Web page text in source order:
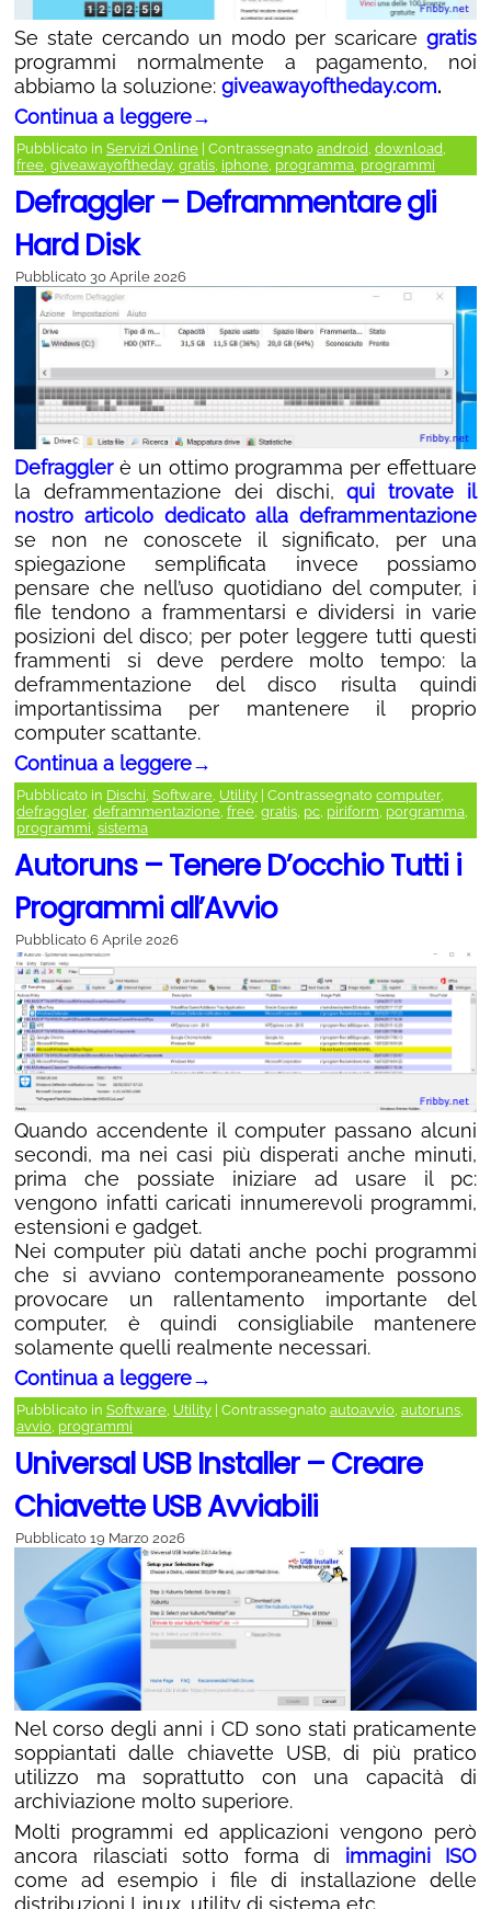
Se state cercando un modo per scaricare gratis
programmi normalmente a pagamento, noi
abbiamo la soluzione: giveawayoftheday.com.
Continua a leggere→
Pubblicato in Servizi Online Contrassegnato android, download,
free, giveawayoftheday, gratis, iphone, programma, programmi
Defraggler – Deframmentare gli
Hard Disk
Pubblicato 30 Aprile 2026
Defragglerè un ottimo programma per effettuare
la deframmentazione dei dischi,qui trovate il
nostro articolo dedicato alla deframmentazione
se non ne conoscete il significato, per una
spiegazione semplificata invece possiamo
pensare che nell’uso quotidiano del computer, i
file tendono a frammentarsi e dividersi in varie
posizioni del disco; per poter leggere tutti questi
frammenti si deve perdere molto tempo: la
deframmentazione del disco risulta quindi
importantissima per mantenere il proprio
computer scattante.
Continua a leggere→
Pubblicato in Dischi, Software, Utility Contrassegnato computer,
defraggler, deframmentazione, free, gratis, pc, piriform, porgramma,
programmi, sistema
Autoruns – Tenere D’occhio Tutti i
Programmi all’Avvio
Pubblicato 6 Aprile 2026
Quando accendente il computer passano alcuni
secondi, ma nei casi più disperati anche minuti,
prima che possiate iniziare ad usare il pc:
vengono infatti caricati innumerevoli programmi,
estensioni e gadget.
Nei computer più datati anche pochi programmi
che si avviano contemporaneamente possono
provocare un rallentamento importante del
computer, è quindi consigliabile mantenere
solamente quelli realmente necessari.
Continua a leggere→
Pubblicato in Software, Utility Contrassegnato autoavvio, autoruns,
avvio, programmi
Universal USB Installer – Creare
Chiavette USB Avviabili
Pubblicato 19 Marzo 2026
Nel corso degli anni i CD sono stati praticamente
soppiantati dalle chiavette USB, di più pratico
utilizzo ma soprattutto con una capacità di
archiviazione molto superiore.
Molti programmi ed applicazioni vengono però
ancora rilasciati sotto forma di immagini ISO
come ad esempio i file di installazione delle
distribuzioni Linux, utility di sistema etc.